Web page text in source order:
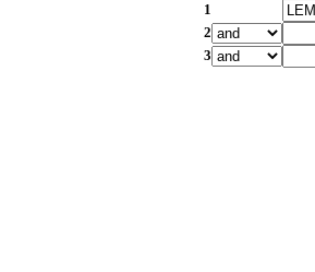
1
2
3